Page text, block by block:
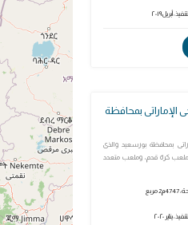
أبريل ٢٠١٩
بمحافظة
بمحافظة بورسعيد والذى
مربع ويضم ملعب كرة قدم، وملعب متعدد
مربع
يناير ٢٠٢٠